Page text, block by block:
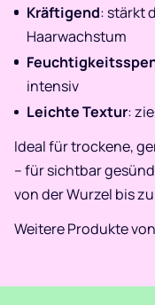
Kräftigend: stärkt
Haarwachstum
intensiv
Leichte Textur:
Ideal für trockene,
– für sichtbar
von der Wurzel bis
Weitere Produkte von